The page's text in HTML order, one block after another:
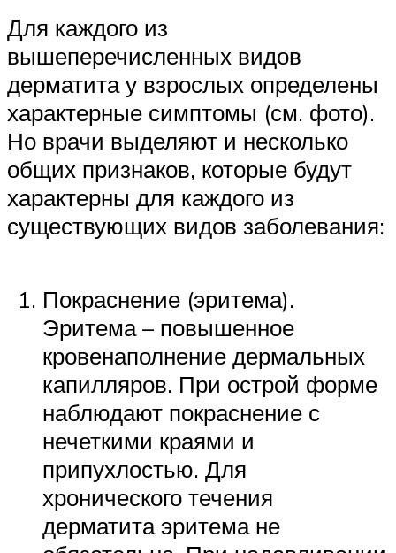
Для каждого из
вышеперечисленных видов
дерматита у взрослых определены
характерные симптомы (см. фото).
Но врачи выделяют и несколько
общих признаков, которые будут
характерны для каждого из
существующих видов заболевания:
Покраснение (эритема).
Эритема – повышенное
кровенаполнение дермальных
капилляров. При острой форме
наблюдают покраснение с
нечеткими краями и
припухлостью. Для
хронического течения
дерматита эритема не